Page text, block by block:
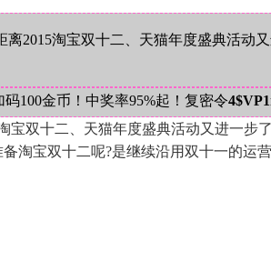
离2015淘宝双十二、天猫年度盛典活动
100金币！中奖率95%起！复密令
宝双十二、天猫年度盛典活动又进一
淘宝双十二呢?是继续沿用双十一的运